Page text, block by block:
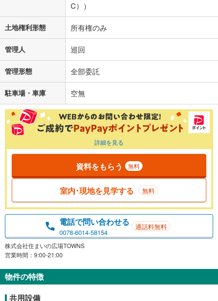
C））
土地権利形態 所有権のみ
管理人 巡回
管理形態 全部委託
駐車場・車庫 空無
詳細を見る
資料をもらう 無料
室内･現地を見学する 無料
電話で問い合わせる
0078-6014-58154
通話料無料
株式会社住まいの広場TOWNS
営業時間：9:00-21:00
物件の特徴
共用設備